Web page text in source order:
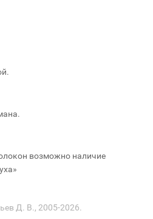
.
возможно наличие
Д. В., 2005-2026.